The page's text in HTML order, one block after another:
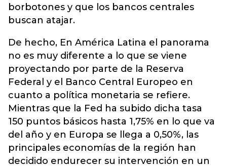
borbotones y que los bancos centrales
buscan atajar.
De hecho, En América Latina el panorama
no es muy diferente a lo que se viene
proyectando por parte de la Reserva
Federal y el Banco Central Europeo en
cuanto a política monetaria se refiere.
Mientras que la Fed ha subido dicha tasa
150 puntos básicos hasta 1,75% en lo que va
del año y en Europa se llega a 0,50%, las
principales economías de la región han
decidido endurecer su intervención en un